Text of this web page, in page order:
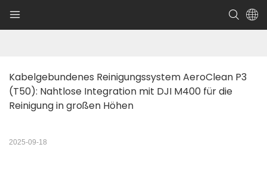
Kabelgebundenes Reinigungssystem AeroClean P3
(T50): Nahtlose Integration mit DJI M400 für die
Reinigung in großen Höhen
2025-09-18